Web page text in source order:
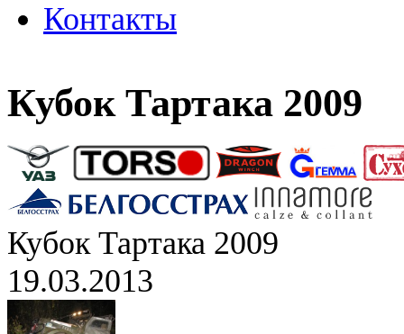
Контакты
Кубок Тартака 2009
Кубок Тартака 2009
19.03.2013